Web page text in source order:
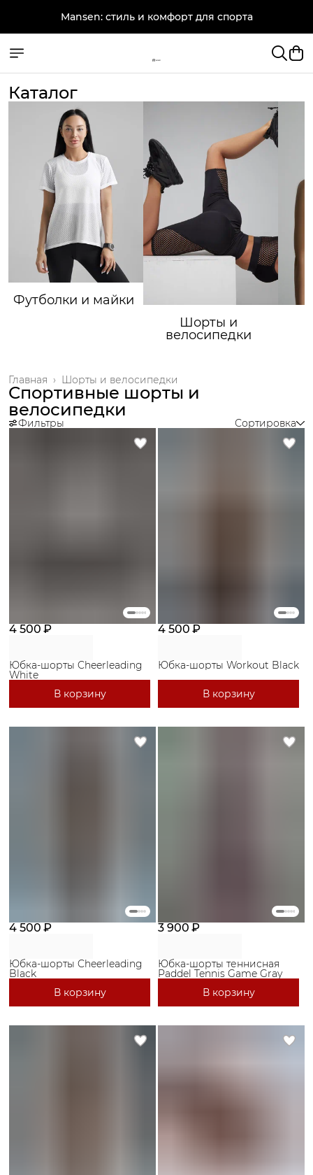
Mansen: стиль и комфорт для спорта
Каталог
Футболки и майки
Шорты и
велосипедки
Шорты и велосипедки
Главная ›
Спортивные шорты и
велосипедки
Фильтры Сортировка
4 500 ₽
Юбка-шорты Cheerleading
White
В корзину
4 500 ₽
Юбка-шорты Workout Black
В корзину
4 500 ₽
Юбка-шорты Cheerleading
Black
В корзину
3 900 ₽
Юбка-шорты теннисная
Paddel Tennis Game Gray
В корзину